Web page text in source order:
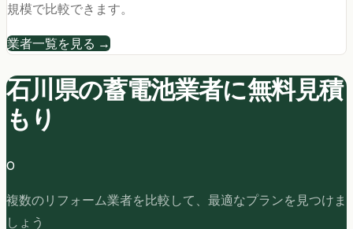
規模で比較できます。
業者一覧を見る →
石川県の蓄電池業者に無料見積
もり
0
複数のリフォーム業者を比較して、最適なプランを見つけま
しょう